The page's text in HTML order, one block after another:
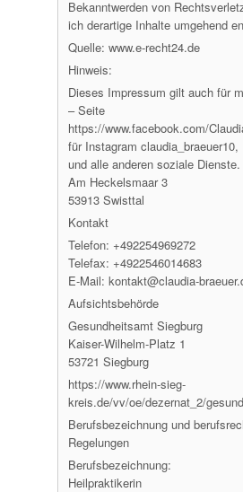
Bekanntwerden von
ich derartige Inhalte umgehend
Quelle: www.e-recht24.de
Hinweis:
Dieses Impressum gilt auch für
– Seite
https://www.facebook.com/
für Instagram
und alle anderen soziale Dienste.
Am Heckelsmaar 3
53913 Swisttal
Kontakt
Telefon: +492254969272
Telefax: +4922546014683
E-Mail: kontakt@claudia-
Aufsichtsbehörde
Gesundheitsamt Siegburg
Kaiser-Wilhelm-Platz 1
53721 Siegburg
https://www.rhein-sieg-
kreis.de/vv/oe/dezernat_2/
Berufsbezeichnung und
Regelungen
Berufsbezeichnung:
Heilpraktikerin